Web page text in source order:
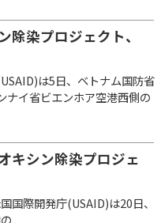
除染プロジェクト、
は5日、ベトナム国防省
ナイ省ビエンホア空港西側の
キシン除染プロジェ
国際開発庁(USAID)は20日、
...